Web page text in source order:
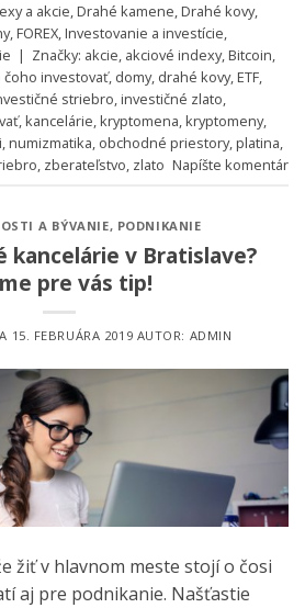
a akcie,Drahé kamene,Drahé kovy,
,FOREX,Investovanie a investície,
| Značky: akcie, akciové indexy,Bitcoin,
čoho investovať, domy, drahé kovy,ETF,
striebro,investičné zlato,
,kancelárie,kryptomena,kryptomeny,
,numizmatika, obchodné priestory,platina,
, zberateľstvo, zlato Napíšte komentár
A BÝVANIE, PODNIKANIE
kancelárie v Bratislave?
pre vás tip!
15. FEBRUÁRA 2019 AUTOR: ADMIN
žiť v hlavnom meste stojí o čosi
aj pre podnikanie. Našťastie